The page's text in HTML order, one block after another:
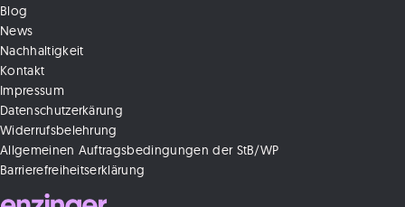
Blog
News
Nachhaltigkeit
Kontakt
Impressum
Datenschutzerkärung
Widerrufsbelehrung
Allgemeinen Auftragsbedingungen der StB/WP
Barrierefreiheitserklärung